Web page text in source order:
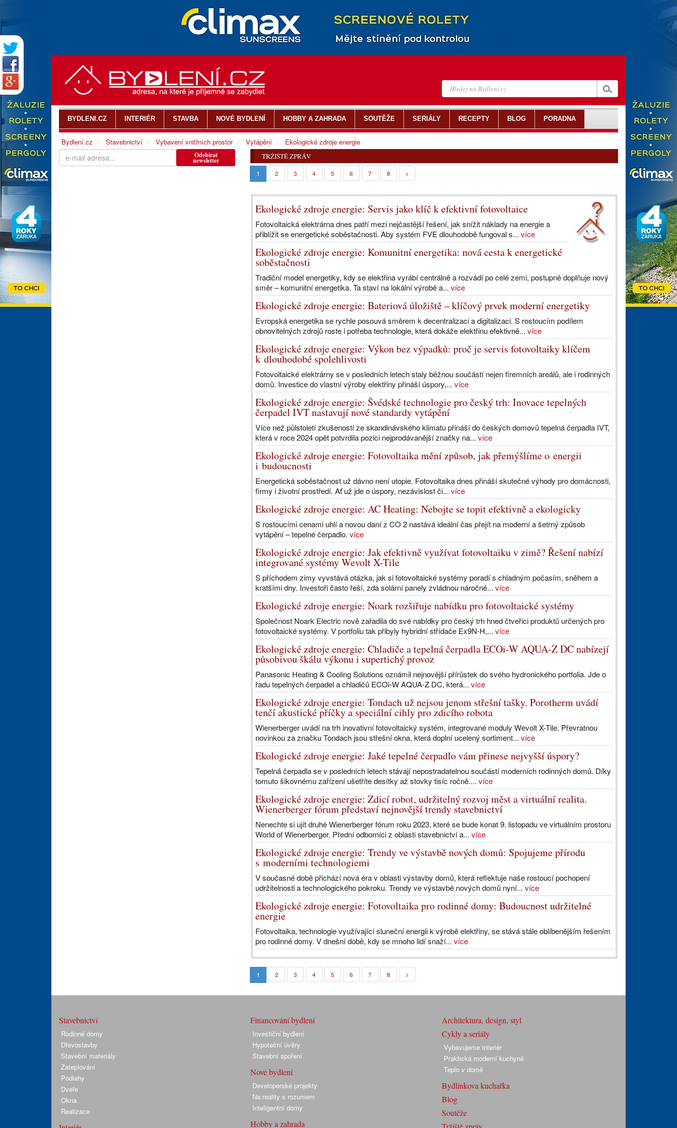
TRŽIŠTĚ ZPRÁV
1 2 3 4 5 6 7 8 >
Ekologické zdroje energie: Servis jako klíč k efektivní fotovoltaice
Fotovoltaická elektrárna dnes patří mezi nejčastější řešení, jak snížit náklady na energie a
přiblížit se energetické soběstačnosti. Aby systém FVE dlouhodobě fungoval s... více
Ekologické zdroje energie: Komunitní energetika: nová cesta k energetické
soběstačnosti
Tradiční model energetiky, kdy se elektřina vyrábí centrálně a rozvádí po celé zemi, postupně doplňuje nový
směr – komunitní energetika. Ta staví na lokální výrobě a... více
Ekologické zdroje energie: Bateriová úložiště – klíčový prvek moderní energetiky
Evropská energetika se rychle posouvá směrem k decentralizaci a digitalizaci. S rostoucím podílem
obnovitelných zdrojů roste i potřeba technologie, která dokáže elektřinu efektivně... více
Ekologické zdroje energie: Výkon bez výpadků: proč je servis fotovoltaiky klíčem
k dlouhodobé spolehlivosti
Fotovoltaické elektrárny se v posledních letech staly běžnou součástí nejen firemních areálů, ale i rodinných
domů. Investice do vlastní výroby elektřiny přináší úspory,... více
Ekologické zdroje energie: Švédské technologie pro český trh: Inovace tepelných
čerpadel IVT nastavují nové standardy vytápění
Více než půlstoletí zkušeností ze skandinávského klimatu přináší do českých domovů tepelná čerpadla IVT,
která v roce 2024 opět potvrdila pozici nejprodávanější značky na... více
Ekologické zdroje energie: Fotovoltaika mění způsob, jak přemýšlíme o energii
i budoucnosti
Energetická soběstačnost už dávno není utopie. Fotovoltaika dnes přináší skutečné výhody pro domácnosti,
firmy i životní prostředí. Ať už jde o úspory, nezávislost či... více
Ekologické zdroje energie: AC Heating: Nebojte se topit efektivně a ekologicky
S rostoucími cenami uhlí a novou daní z CO 2 nastává ideální čas přejít na moderní a šetrný způsob
vytápění – tepelné čerpadlo. více
Ekologické zdroje energie: Jak efektivně využívat fotovoltaiku v zimě? Řešení nabízí
integrované systémy Wevolt X-Tile
S příchodem zimy vyvstává otázka, jak si fotovoltaické systémy poradí s chladným počasím, sněhem a
kratšími dny. Investoři často řeší, zda solární panely zvládnou náročné... více
Ekologické zdroje energie: Noark rozšiřuje nabídku pro fotovoltaické systémy
Společnost Noark Electric nově zařadila do své nabídky pro český trh hned čtveřici produktů určených pro
fotovoltaické systémy. V portfoliu tak přibyly hybridní střídače Ex9N-H,... více
Ekologické zdroje energie: Chladiče a tepelná čerpadla ECOi-W AQUA-Z DC nabízejí
působivou škálu výkonu i supertichý provoz
Panasonic Heating & Cooling Solutions oznámil nejnovější přírůstek do svého hydronického portfolia. Jde o
řadu tepelných čerpadel a chladičů ECOi-W AQUA-Z DC, která... více
Ekologické zdroje energie: Tondach už nejsou jenom střešní tašky. Porotherm uvádí
tenčí akustické příčky a speciální cihly pro zdicího robota
Wienerberger uvádí na trh inovativní fotovoltaický systém, integrované moduly Wevolt X-Tile. Převratnou
novinkou za značku Tondach jsou střešní okna, která doplní ucelený sortiment... více
Ekologické zdroje energie: Jaké tepelné čerpadlo vám přinese nejvyšší úspory?
Tepelná čerpadla se v posledních letech stávají nepostradatelnou součástí moderních rodinných domů. Díky
tomuto šikovnému zařízení ušetříte desítky až stovky tisíc ročně.... více
Ekologické zdroje energie: Zdicí robot, udržitelný rozvoj měst a virtuální realita.
Wienerberger fórum představí nejnovější trendy stavebnictví
Nenechte si ujít druhé Wienerberger fórum roku 2023, které se bude konat 9. listopadu ve virtuálním prostoru
World of Wienerberger. Přední odborníci z oblasti stavebnictví a... více
Ekologické zdroje energie: Trendy ve výstavbě nových domů: Spojujeme přírodu
s moderními technologiemi
V současné době přichází nová éra v oblasti výstavby domů, která reflektuje naše rostoucí pochopení
udržitelnosti a technologického pokroku. Trendy ve výstavbě nových domů nyní... více
Ekologické zdroje energie: Fotovoltaika pro rodinné domy: Budoucnost udržitelné
energie
Fotovoltaika, technologie využívající sluneční energii k výrobě elektřiny, se stává stále oblíbenějším řešením
pro rodinné domy. V dnešní době, kdy se mnoho lidí snaží... více
1 2 3 4 5 6 7 8 >
Odebírat
newsletter
BYDLENI.CZ INTERIÉR STAVBA NOVÉ BYDLENÍ HOBBY A ZAHRADA SOUTĚŽE SERIÁLY RECEPTY BLOG PORADNA
Bydlení.cz Stavebnictví Vybavení vnitřních prostor Vytápění Ekologické zdroje energie
Stavebnictví
Rodinné domy
Dřevostavby
Stavební materiály
Zateplování
Podlahy
Dveře
Okna
Realizace
Financování bydlení
Investiční bydlení
Hypoteční úvěry
Stavební spoření
Nové bydlení
Developerské projekty
Na reality s rozumem
Inteligentní domy
Hobby a zahrada
Architektura, design, styl
Cykly a seriály
Vybavujeme interiér
Praktická moderní kuchyně
Teplo v domě
Bydlínkova kuchařka
Blog
Soutěže